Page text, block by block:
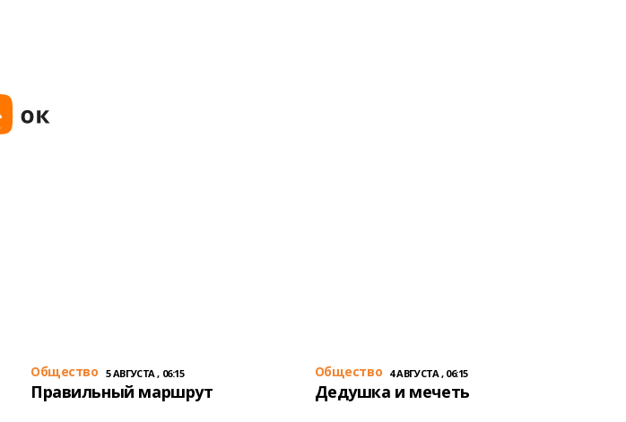
Общество 5 АВГУСТА , 06:15
Правильный маршрут
Общество 4 АВГУСТА , 06:15
Дедушка и мечеть